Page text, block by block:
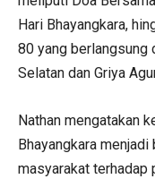
Hari Bhayangkara,
80 yang berlangsung
Selatan dan Griya
Nathan mengatakan
Bhayangkara
masyarakat terhadap